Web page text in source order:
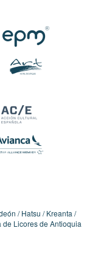
Hatsu
Kreanta
de Licores de Antioquia